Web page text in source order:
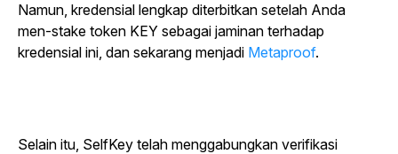
Namun, kredensial lengkap diterbitkan setelah Anda
men-stake token KEY sebagai jaminan terhadap
kredensial ini, dan sekarang menjadi Metaproof.
Selain itu, SelfKey telah menggabungkan verifikasi